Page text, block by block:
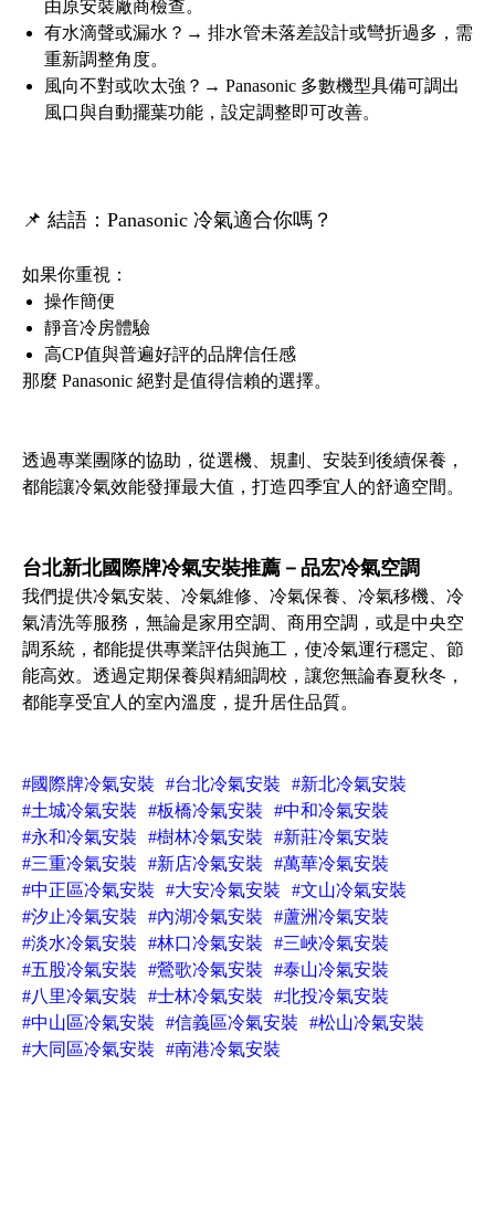
由原安裝廠商檢查。
有水滴聲或漏水？→ 排水管未落差設計或彎折過多，需
重新調整角度。
風向不對或吹太強？→ Panasonic 多數機型具備可調出
風口與自動擺葉功能，設定調整即可改善。
📌 結語：Panasonic 冷氣適合你嗎？
如果你重視：
操作簡便
靜音冷房體驗
高CP值與普遍好評的品牌信任感
那麼 Panasonic 絕對是值得信賴的選擇。
透過專業團隊的協助，從選機、規劃、安裝到後續保養，
都能讓冷氣效能發揮最大值，打造四季宜人的舒適空間。
台北新北國際牌冷氣安裝推薦－品宏冷氣空調
我們提供冷氣安裝、冷氣維修、冷氣保養、冷氣移機、冷
氣清洗等服務，無論是家用空調、商用空調，或是中央空
調系統，都能提供專業評估與施工，使冷氣運行穩定、節
能高效。透過定期保養與精細調校，讓您無論春夏秋冬，
都能享受宜人的室內溫度，提升居住品質。
#國際牌冷氣安裝 #台北冷氣安裝
#新北冷氣安裝
#土城冷氣安裝
#板橋冷氣安裝
#中和冷氣安裝
#永和冷氣安裝
#樹林冷氣安裝
#新莊冷氣安裝
#三重冷氣安裝
#新店冷氣安裝
#萬華冷氣安裝
#中正區冷氣安裝
#大安冷氣安裝
#文山冷氣安裝
#汐止冷氣安裝
#內湖冷氣安裝
#蘆洲冷氣安裝
#淡水冷氣安裝
#林口冷氣安裝
#三峽冷氣安裝
#五股冷氣安裝
#鶯歌冷氣安裝
#泰山冷氣安裝
#八里冷氣安裝
#士林冷氣安裝
#北投冷氣安裝
#中山區冷氣安裝
#信義區冷氣安裝
#松山冷氣安裝
#大同區冷氣安裝
#南港冷氣安裝